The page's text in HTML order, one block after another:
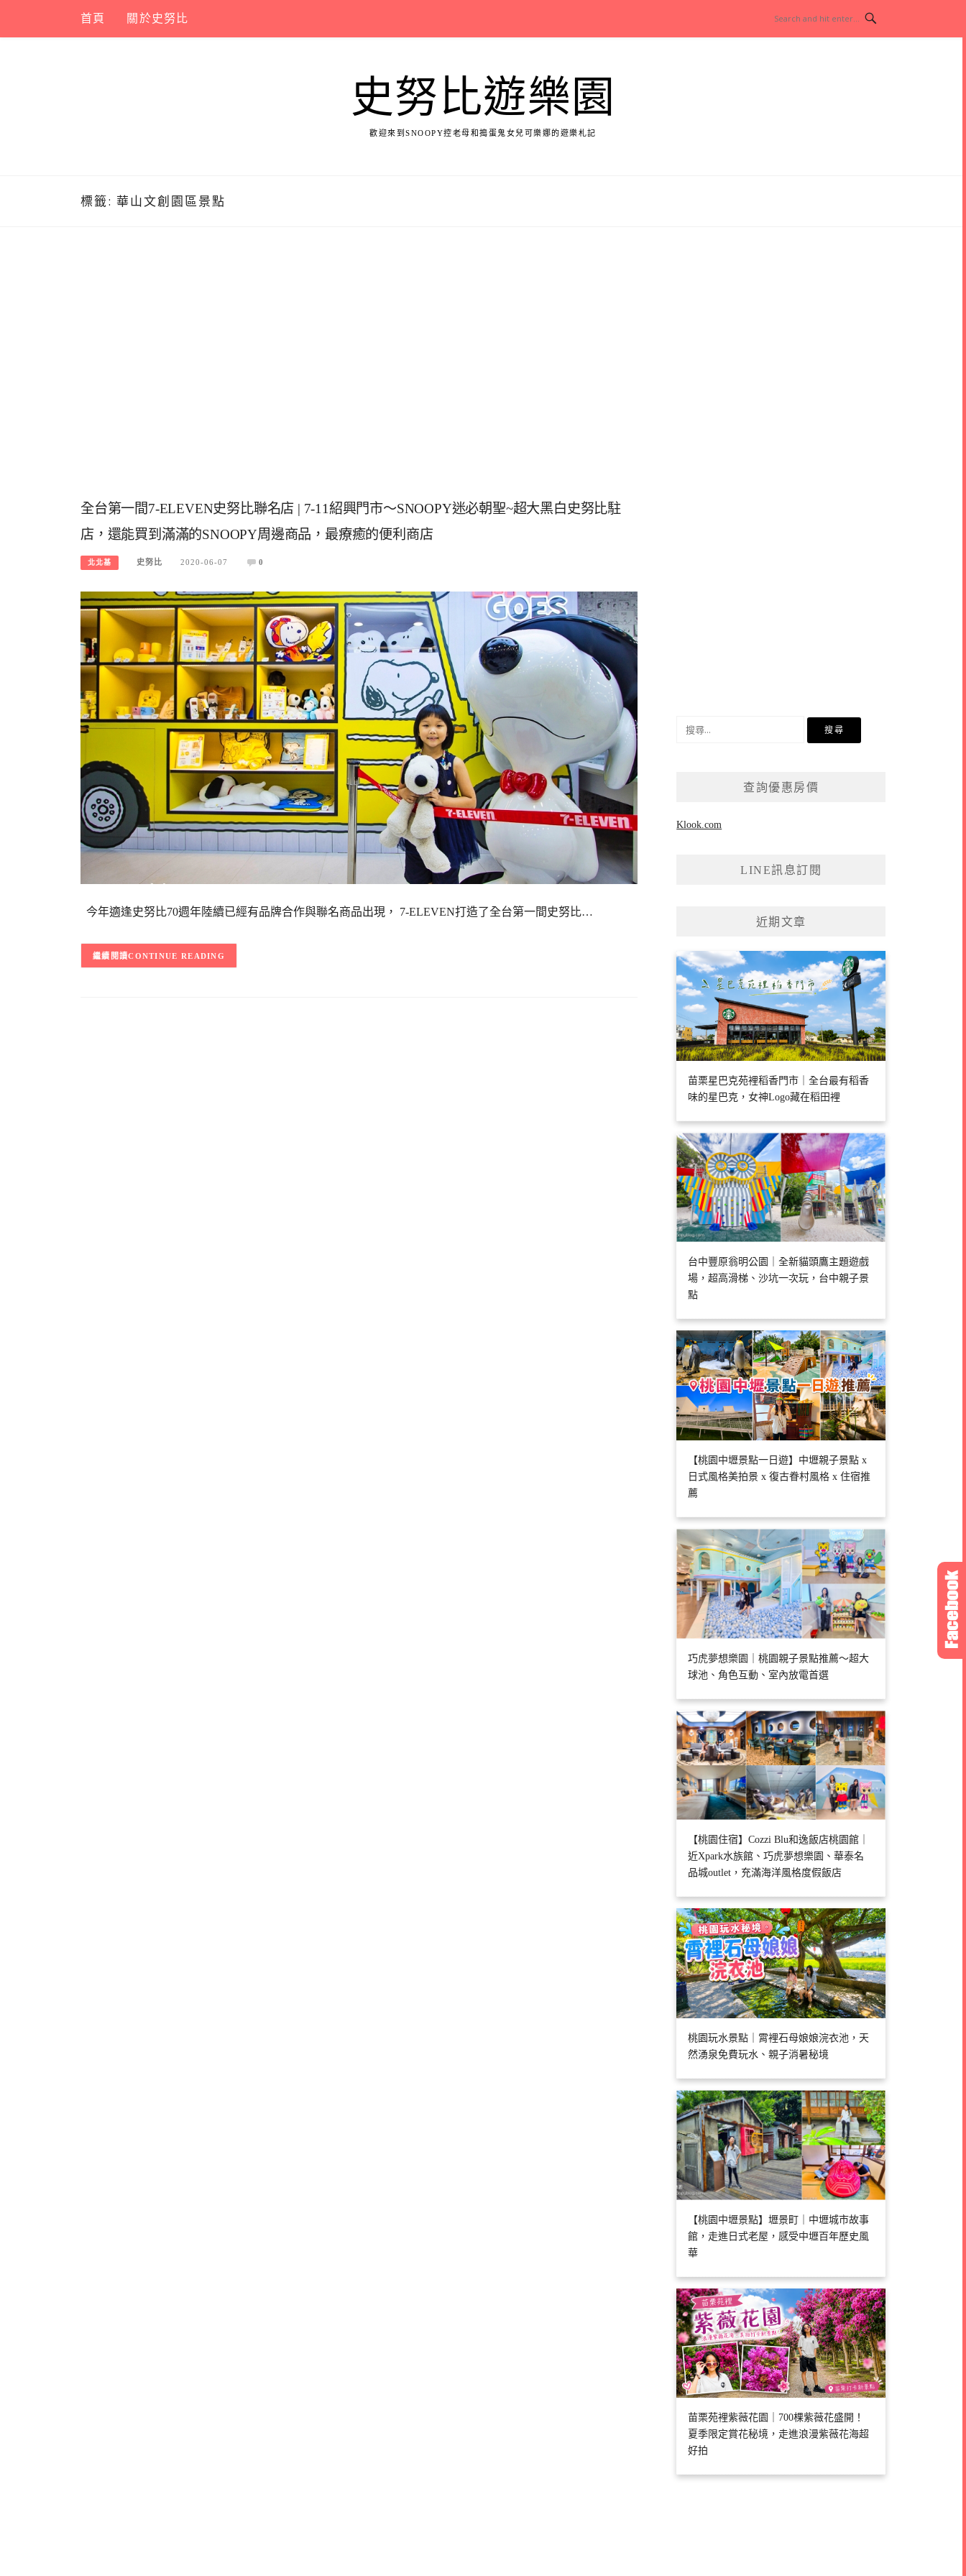
content
首頁 關於史努比
史努比遊樂園
歡迎來到SNOOPY控老母和搗蛋鬼女兒可樂娜的遊樂札記
標籤: 華山文創園區景點
全台第一間7-ELEVEN史努比聯名店 | 7-11紹興門市～SNOOPY迷必朝聖~超大黑白史努比駐
店，還能買到滿滿的SNOOPY周邊商品，最療癒的便利商店
北北基 史努比 2020-06-07 0
今年適逢史努比70週年陸續已經有品牌合作與聯名商品出現， 7-ELEVEN打造了全台第一間史努比…
CONTINUE READING
查詢優惠房價
Klook.com
LINE訊息訂閱
近期文章
苗栗星巴克苑裡稻香門市｜全台最有稻香
味的星巴克，女神Logo藏在稻田裡
台中豐原翁明公園｜全新貓頭鷹主題遊戲
場，超高滑梯、沙坑一次玩，台中親子景
點
【桃園中壢景點一日遊】中壢親子景點 x
日式風格美拍景 x 復古眷村風格 x 住宿推
薦
巧虎夢想樂園｜桃園親子景點推薦～超大
球池、角色互動、室內放電首選
【桃園住宿】Cozzi Blu和逸飯店桃園館｜
近Xpark水族館、巧虎夢想樂園、華泰名
品城outlet，充滿海洋風格度假飯店
桃園玩水景點｜霄裡石母娘娘浣衣池，天
然湧泉免費玩水、親子消暑秘境
【桃園中壢景點】壢景町｜中壢城市故事
館，走進日式老屋，感受中壢百年歷史風
華
苗栗苑裡紫薇花園｜700棵紫薇花盛開！
夏季限定賞花秘境，走進浪漫紫薇花海超
好拍